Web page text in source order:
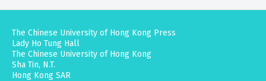
The Chinese University of Hong Kong Press
Lady Ho Tung Hall
The Chinese University of Hong Kong
Sha Tin, N.T.
Hong Kong SAR